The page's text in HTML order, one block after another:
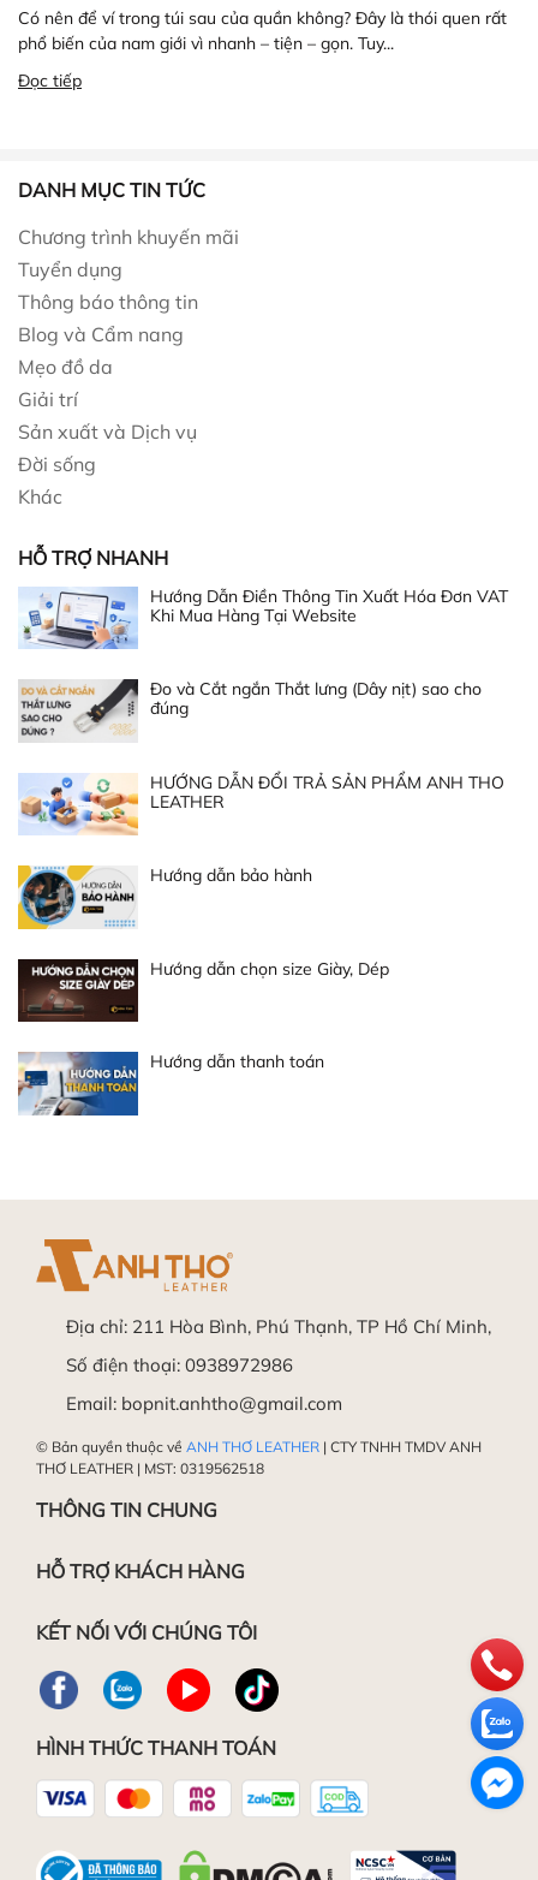
Có nên để ví trong túi sau của quần không? Đây là thói quen rất
phổ biến của nam giới vì nhanh – tiện – gọn. Tuy...
Đọc tiếp
DANH MỤC TIN TỨC
Chương trình khuyến mãi
Tuyển dụng
Thông báo thông tin
Blog và Cẩm nang
Mẹo đồ da
Giải trí
Sản xuất và Dịch vụ
Đời sống
Khác
HỖ TRỢ NHANH
Hướng Dẫn Điền Thông Tin Xuất Hóa Đơn VAT
Khi Mua Hàng Tại Website
Đo và Cắt ngắn Thắt lưng (Dây nịt) sao cho
đúng
HƯỚNG DẪN ĐỔI TRẢ SẢN PHẨM ANH THO
LEATHER
Hướng dẫn bảo hành
Hướng dẫn chọn size Giày, Dép
Hướng dẫn thanh toán
Địa chỉ: 211 Hòa Bình, Phú Thạnh, TP Hồ Chí Minh,
Số điện thoại: 0938972986
Email: bopnit.anhtho@gmail.com
© Bản quyền thuộc về ANH THƠ LEATHER | CTY TNHH TMDV ANH
THƠ LEATHER | MST: 0319562518
THÔNG TIN CHUNG
HỖ TRỢ KHÁCH HÀNG
KẾT NỐI VỚI CHÚNG TÔI
HÌNH THỨC THANH TOÁN